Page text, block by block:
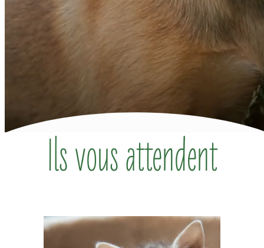
Ils vous attendent